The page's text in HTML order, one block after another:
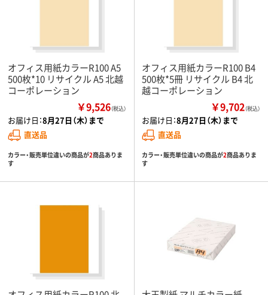
オフィス用紙カラーR100 A5
500枚*10 リサイクル A5 北越
コーポレーション
￥9,526（税込）
お届け日：8月27日（木）まで
直送品
カラー・販売単位違いの商品が2商品ありま
す
オフィス用紙カラーR100 B4
500枚*5冊 リサイクル B4 北
越コーポレーション
￥9,702（税込）
お届け日：8月27日（木）まで
直送品
カラー・販売単位違いの商品が2商品ありま
す